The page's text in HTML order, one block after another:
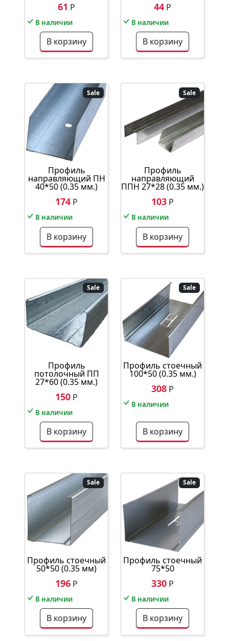
61 Р
В наличии
В корзину
44 Р
В наличии
В корзину
Sale
Профиль
направляющий ПН
40*50 (0.35 мм.)
174 Р
В наличии
В корзину
Sale
Профиль
направляющий
ППН 27*28 (0.35 мм.)
103 Р
В наличии
В корзину
Sale
Профиль
потолочный ПП
27*60 (0.35 мм.)
150 Р
В наличии
В корзину
Sale
Профиль стоечный
100*50 (0.35 мм.)
308 Р
В наличии
В корзину
Sale
Профиль стоечный
50*50 (0.35 мм)
196 Р
В наличии
В корзину
Sale
Профиль стоечный
75*50
330 Р
В наличии
В корзину